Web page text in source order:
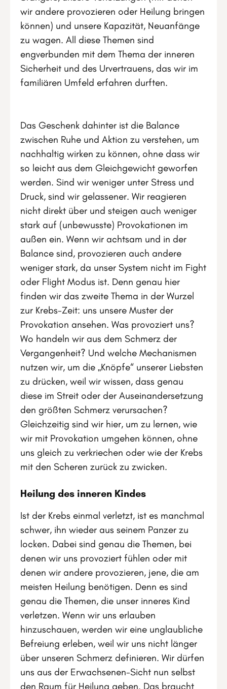
wir andere provozieren oder Heilung bringen
können) und unsere Kapazität, Neuanfänge
zu wagen. All diese Themen sind
engverbunden mit dem Thema der inneren
Sicherheit und des Urvertrauens, das wir im
familiären Umfeld erfahren durften.
Das Geschenk dahinter ist die Balance
zwischen Ruhe und Aktion zu verstehen, um
nachhaltig wirken zu können, ohne dass wir
so leicht aus dem Gleichgewicht geworfen
werden. Sind wir weniger unter Stress und
Druck, sind wir gelassener. Wir reagieren
nicht direkt über und steigen auch weniger
stark auf (unbewusste) Provokationen im
außen ein. Wenn wir achtsam und in der
Balance sind, provozieren auch andere
weniger stark, da unser System nicht im Fight
oder Flight Modus ist. Denn genau hier
finden wir das zweite Thema in der Wurzel
zur Krebs-Zeit: uns unsere Muster der
Provokation ansehen. Was provoziert uns?
Wo handeln wir aus dem Schmerz der
Vergangenheit? Und welche Mechanismen
nutzen wir, um die „Knöpfe“ unserer Liebsten
zu drücken, weil wir wissen, dass genau
diese im Streit oder der Auseinandersetzung
den größten Schmerz verursachen?
Gleichzeitig sind wir hier, um zu lernen, wie
wir mit Provokation umgehen können, ohne
uns gleich zu verkriechen oder wie der Krebs
mit den Scheren zurück zu zwicken.
Heilung des inneren Kindes
Ist der Krebs einmal verletzt, ist es manchmal
schwer, ihn wieder aus seinem Panzer zu
locken. Dabei sind genau die Themen, bei
denen wir uns provoziert fühlen oder mit
denen wir andere provozieren, jene, die am
meisten Heilung benötigen. Denn es sind
genau die Themen, die unser inneres Kind
verletzen. Wenn wir uns erlauben
hinzuschauen, werden wir eine unglaubliche
Befreiung erleben, weil wir uns nicht länger
über unseren Schmerz definieren. Wir dürfen
uns aus der Erwachsenen-Sicht nun selbst
den Raum für Heilung geben. Das braucht